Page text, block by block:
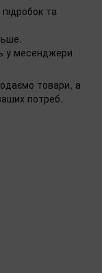
та
у месенджери
товари, а
потреб.